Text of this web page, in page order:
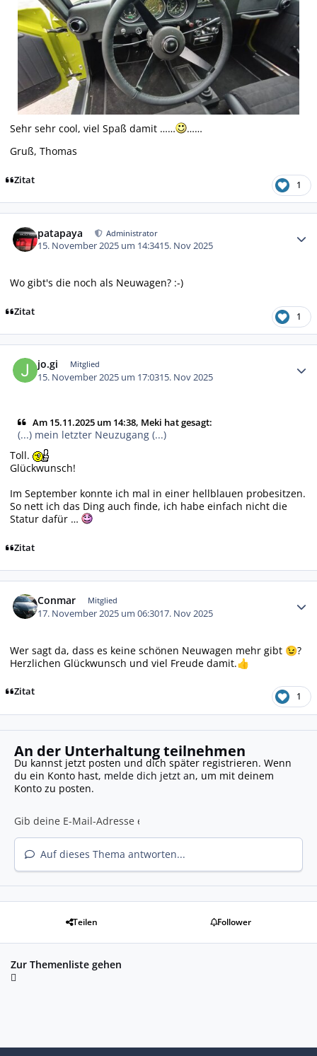
Sehr sehr cool, viel Spaß damit ……
……
Gruß, Thomas
Zitat 1
patapaya Administrator
15. November 2025 um 14:3415. Nov 2025
Wo gibt's die noch als Neuwagen? :-)
Zitat 1
jo.gi Mitglied
15. November 2025 um 17:0315. Nov 2025
Am 15.11.2025 um 14:38, Meki hat gesagt:
(...) mein letzter Neuzugang (...)
Toll.
Glückwunsch!
Im September konnte ich mal in einer hellblauen probesitzen.
So nett ich das Ding auch finde, ich habe einfach nicht die
Statur dafür …
Zitat
Conmar Mitglied
17. November 2025 um 06:3017. Nov 2025
Wer sagt da, dass es keine schönen Neuwagen mehr gibt 😉?
Herzlichen Glückwunsch und viel Freude damit.👍
Zitat 1
An der Unterhaltung teilnehmen
Du kannst jetzt posten und dich später registrieren. Wenn
du ein Konto hast, melde dich jetzt an, um mit deinem
Konto zu posten.
Auf dieses Thema antworten...
Teilen Follower
Zur Themenliste gehen